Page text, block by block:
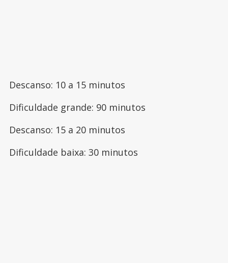
Descanso: 10 a 15 minutos
Dificuldade grande: 90 minutos
Descanso: 15 a 20 minutos
Dificuldade baixa: 30 minutos